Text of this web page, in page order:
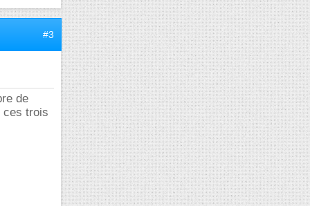
#3
de
ces trois